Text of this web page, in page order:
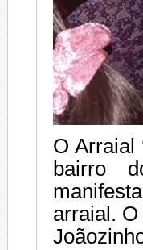
O Arraial
bairro
arraial.